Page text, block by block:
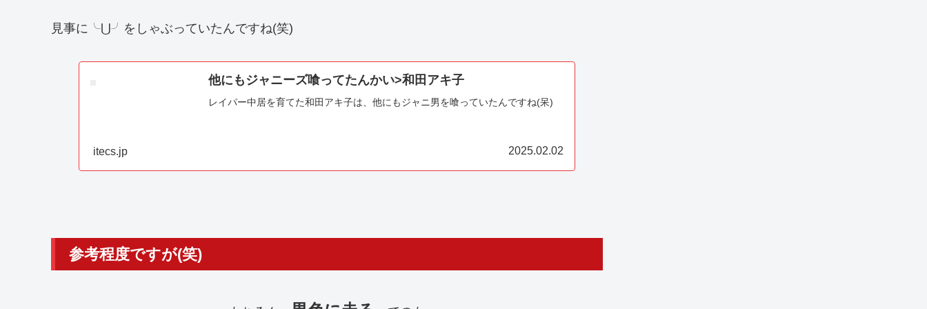
見事に╰⋃╯をしゃぶっていたんですね(笑)
他にもジャニーズ喰ってたんかい>和田アキ子
レイパー中居を育てた和田アキ子は、他にもジャニ男を喰っていたんですね(呆)
itecs.jp 2025.02.02
参考程度ですが(笑)